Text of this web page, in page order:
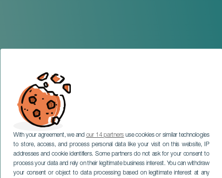
With your agreement, we and our 14 partners use cookies or similar technologies
to store, access, and process personal data like your visit on this website, IP
addresses and cookie identifiers. Some partners do not ask for your consent to
process your data and rely on their legitimate business interest. You can withdraw
your consent or object to data processing based on legitimate interest at any
HIC EXPERIENCES STORIES FINDER FORM